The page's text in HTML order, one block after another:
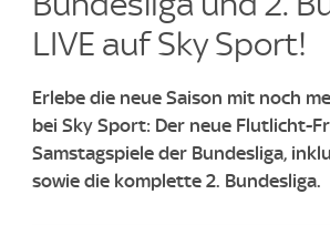
LIVE auf Sky Sport!
Erlebe die neue Saison mit noch
bei Sky Sport: Der neue Flutlicht-
Samstagspiele der Bundesliga,
sowie die komplette 2. Bundesliga.